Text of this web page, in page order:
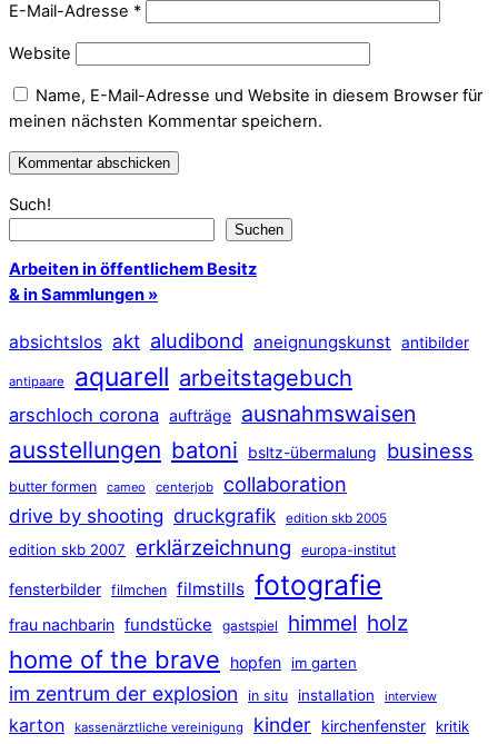
E-Mail-Adresse *
Website
Name, E-Mail-Adresse und Website in diesem Browser für
meinen nächsten Kommentar speichern.
Such!
Suchen
Arbeiten in öffentlichem Besitz
& in Sammlungen »
absichtslos akt aludibond aneignungskunst antibilder
antipaare aquarell arbeitstagebuch
arschloch corona aufträge ausnahmswaisen
ausstellungen batoni bsltz-übermalung business
butter formen cameo centerjob collaboration
drive by shooting druckgrafik edition skb 2005
edition skb 2007 erklärzeichnung europa-institut
fensterbilder filmchen filmstills fotografie
frau nachbarin fundstücke gastspiel himmel holz
home of the brave hopfen im garten
im zentrum der explosion in situ installation interview
karton kassenärztliche vereinigung kinder kirchenfenster kritik